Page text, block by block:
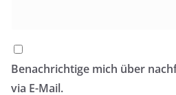
Benachrichtige mich über
via E-Mail.